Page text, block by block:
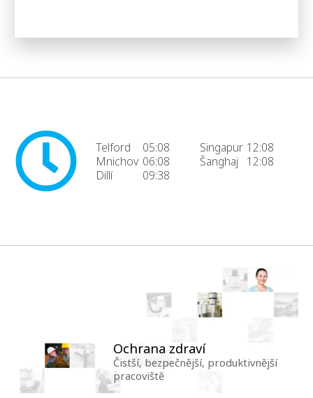
Telford
05:08
Mnichov 06:08
Dillí
09:38
Singapur 12:08
Šanghaj
12:08
Ochrana zdraví
Čistší, bezpečnější, produktivnější
pracoviště